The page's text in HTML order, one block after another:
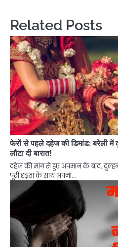
Related Posts
फेरों से पहले दहेज की डिमांड: बरेली में
लौटा दी बारात!
दहेज की मांग से हुए अपमान के बाद,
पूरी दृढ़ता के साथ अपना…